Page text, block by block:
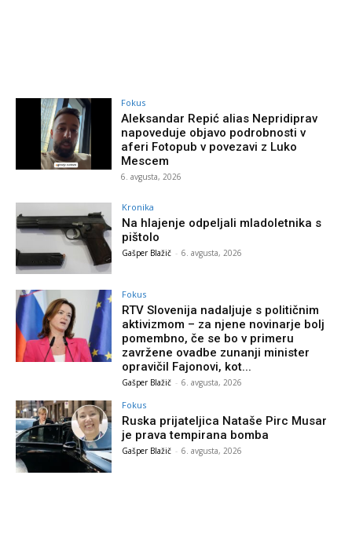
Fokus
Aleksandar Repić alias Nepridiprav
napoveduje objavo podrobnosti v
aferi Fotopub v povezavi z Luko
Mescem
6. avgusta, 2026
Kronika
Na hlajenje odpeljali mladoletnika s
pištolo
Gašper Blažič - 6. avgusta, 2026
Fokus
RTV Slovenija nadaljuje s političnim
aktivizmom – za njene novinarje bolj
pomembno, če se bo v primeru
zavržene ovadbe zunanji minister
opravičil Fajonovi, kot...
Gašper Blažič - 6. avgusta, 2026
Fokus
Ruska prijateljica Nataše Pirc Musar
je prava tempirana bomba
Gašper Blažič - 6. avgusta, 2026